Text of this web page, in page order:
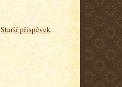
Starší příspěvek